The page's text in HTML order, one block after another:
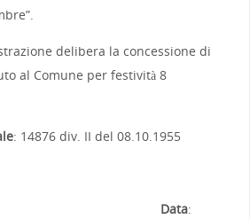
delibera la concessione di
al Comune per festività 8
: 14876 div. II del 08.10.1955
7 Data: